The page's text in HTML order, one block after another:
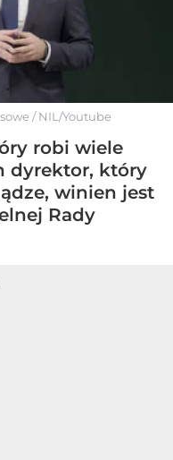
/NIL/Youtube
robi wiele
dyrektor, który
winien jest
Rady